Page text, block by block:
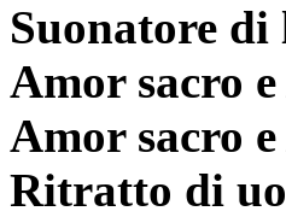
Suonatore
Amor sacro
Amor sacro
Ritratto di